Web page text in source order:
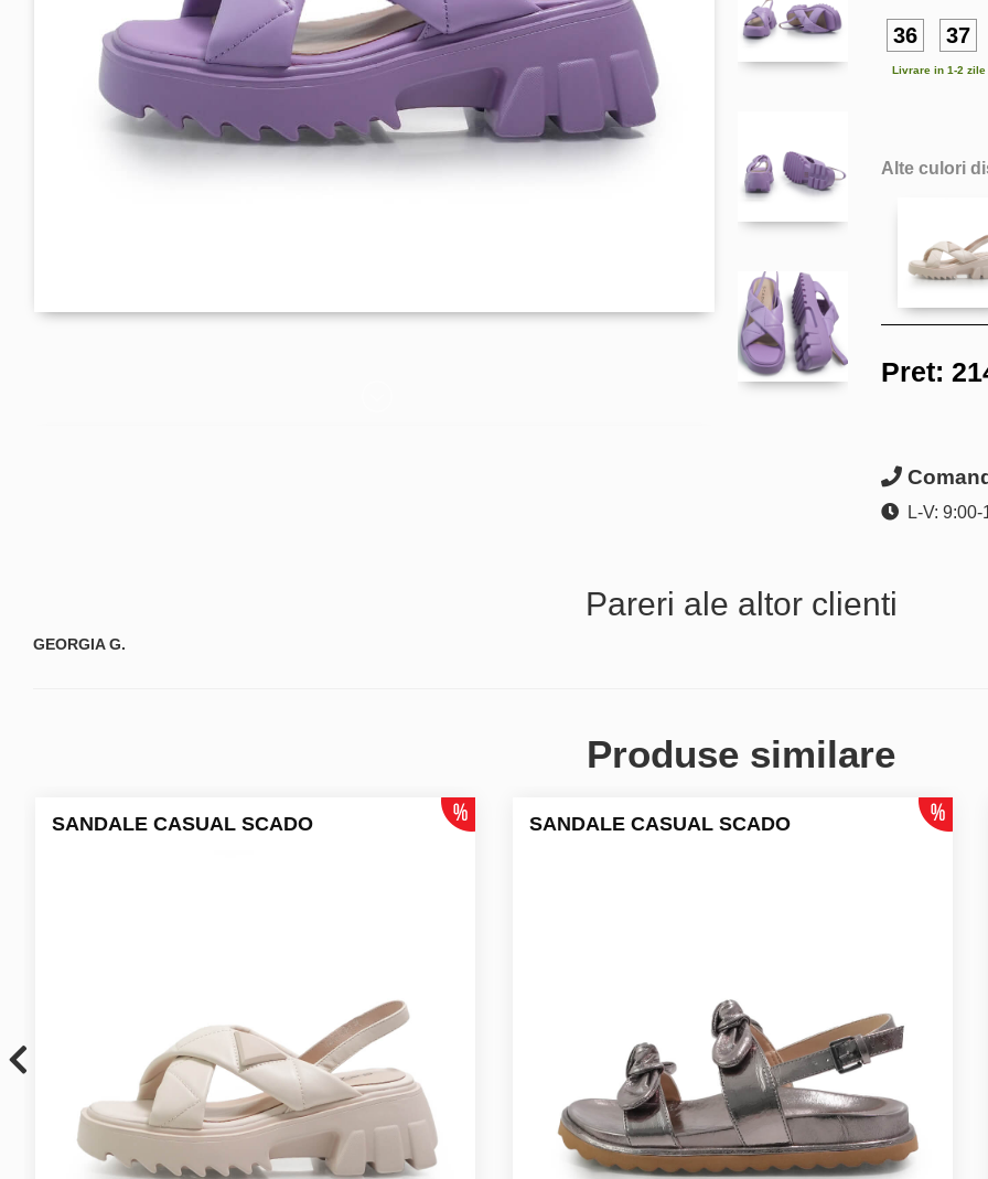
36 37
Livrare in 1-2
Alte culori
Pret:
L-V: 9:00-
Pareri ale altor clienti
GEORGIA G.
Produse similare
SANDALE CASUAL SCADO SANDALE CASUAL SCADO